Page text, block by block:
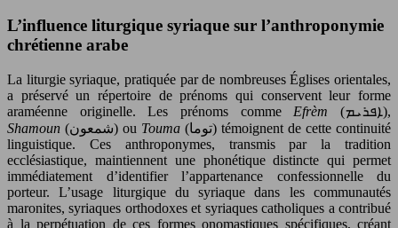
L’influence liturgique syriaque sur l’anthroponymie
chrétienne arabe
La liturgie syriaque, pratiquée par de nombreuses Églises orientales,
a préservé un répertoire de prénoms qui conservent leur forme
araméenne originelle. Les prénoms comme Efrèm
(ܐܦܪܝܡ),
Shamoun
(شمعون) ou Touma (توما) témoignent de cette continuité
linguistique. Ces anthroponymes, transmis par la tradition
ecclésiastique, maintiennent une phonétique distincte qui permet
immédiatement d’identifier l’appartenance confessionnelle du
porteur. L’usage liturgique du syriaque dans les communautés
maronites, syriaques orthodoxes et syriaques catholiques a contribué
à la perpétuation de ces formes onomastiques spécifiques, créant